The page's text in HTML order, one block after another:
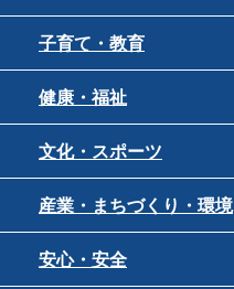
子育て・教育
健康・福祉
文化・スポーツ
産業・まちづくり・環境
安心・安全